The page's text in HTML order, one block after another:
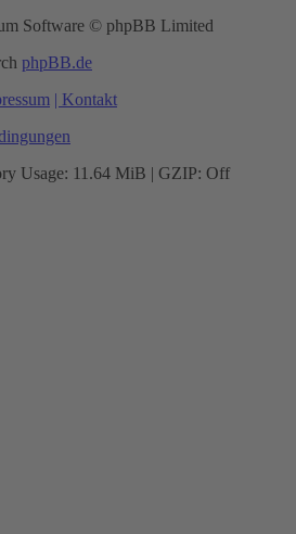
Software © phpBB Limited
phpBB.de
| Kontakt
Usage: 11.64 MiB | GZIP: Off